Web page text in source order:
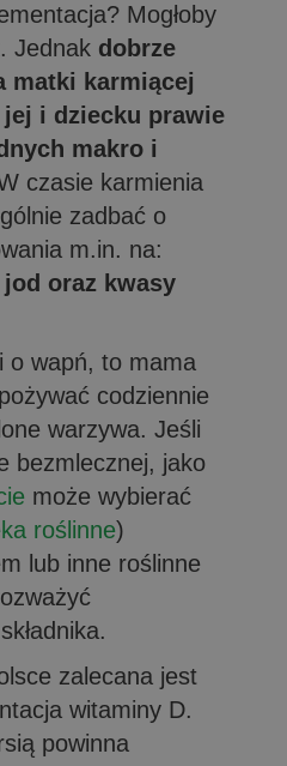
Mogłoby
Jednak dobrze
matki karmiącej
i dziecku prawie
makro i
czasie karmienia
zadbać o
m.in. na:
oraz kwasy
wapń, to mama
codziennie
warzywa. Jeśli
bezmlecznej, jako
może wybierać
roślinne)
lub inne roślinne
zalecana jest
witaminy D.
powinna